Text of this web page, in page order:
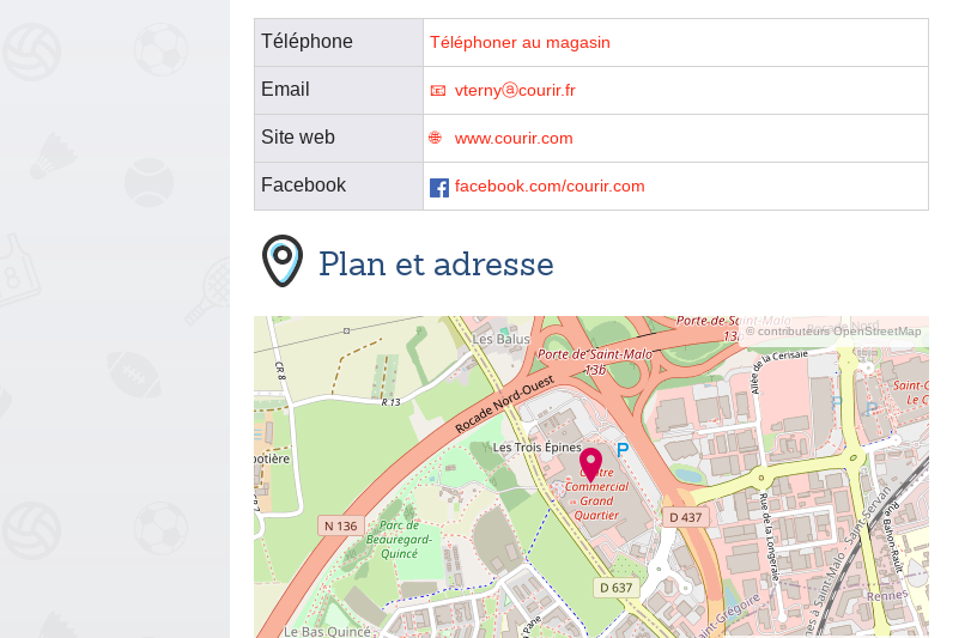
Téléphone Téléphoner au magasin
Email vternyⓐcourir.fr
Site web www.courir.com
Facebook facebook.com/courir.com
Plan et adresse
© contributeurs OpenStreetMap